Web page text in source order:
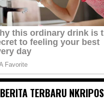
BERITA TERBARU